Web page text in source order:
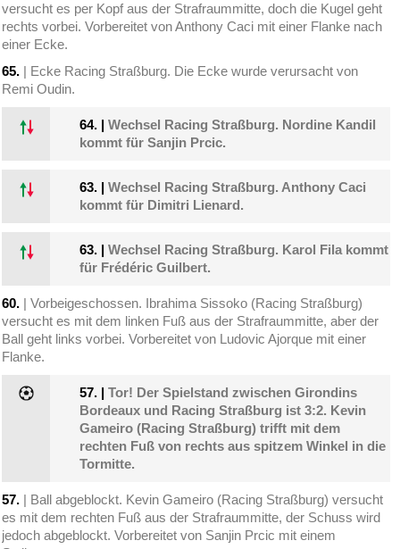
versucht es per Kopf aus der Strafraummitte, doch die Kugel geht
rechts vorbei. Vorbereitet von Anthony Caci mit einer Flanke nach
einer Ecke.
65. | Ecke Racing Straßburg. Die Ecke wurde verursacht von
Remi Oudin.
64. |Wechsel Racing Straßburg. Nordine Kandil
kommt für Sanjin Prcic.
63. |Wechsel Racing Straßburg. Anthony Caci
kommt für Dimitri Lienard.
63. |Wechsel Racing Straßburg. Karol Fila kommt
für Frédéric Guilbert.
60. | Vorbeigeschossen. Ibrahima Sissoko (Racing Straßburg)
versucht es mit dem linken Fuß aus der Strafraummitte, aber der
Ball geht links vorbei. Vorbereitet von Ludovic Ajorque mit einer
Flanke.
57. |Tor! Der Spielstand zwischen Girondins
Bordeaux und Racing Straßburg ist 3:2. Kevin
Gameiro (Racing Straßburg) trifft mit dem
rechten Fuß von rechts aus spitzem Winkel in die
Tormitte.
57. | Ball abgeblockt. Kevin Gameiro (Racing Straßburg) versucht
es mit dem rechten Fuß aus der Strafraummitte, der Schuss wird
jedoch abgeblockt. Vorbereitet von Sanjin Prcic mit einem